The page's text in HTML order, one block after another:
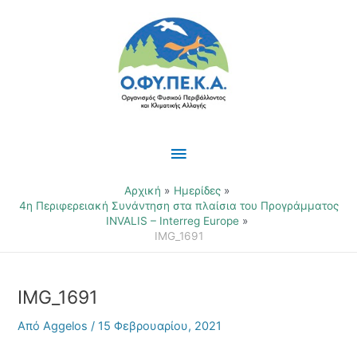
Κύριο
Μενού
Αρχική
Ημερίδες
4η Περιφερειακή Συνάντηση στα πλαίσια του Προγράμματος
INVALIS – Interreg Europe
IMG_1691
IMG_1691
ΑπόAggelos/15 Φεβρουαρίου, 2021